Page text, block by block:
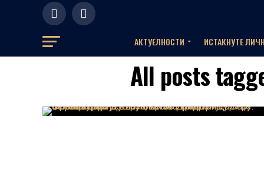
АКТУЕЛНOСТИ ИСТАКНУТЕ
All posts